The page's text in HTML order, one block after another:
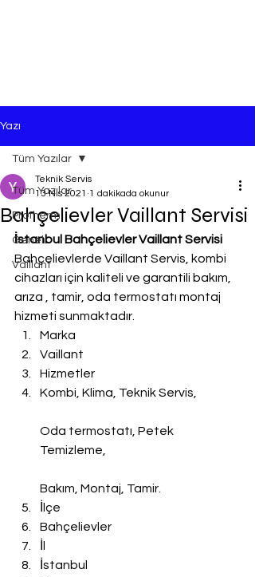
Yazı
Tüm Yazılar
Protherm
Genel
Vaillant
Tüm Yazılar
Bahçelievler Vaillant Servisi
Teknik Servis
13 Nis 2021 1 dakikada okunur
İstanbul Bahçelievler Vaillant Servisi
Bahçelievlerde Vaillant Servis, kombi
cihazları için kaliteli ve garantili bakım,
arıza , tamir, oda termostatı montaj
hizmeti sunmaktadır.
Marka
Vaillant
Hizmetler
Kombi, Klima, Teknik Servis,
Oda termostatı, Petek
Temizleme,
Bakım, Montaj, Tamir.
İlçe
Bahçelievler
İstanbul